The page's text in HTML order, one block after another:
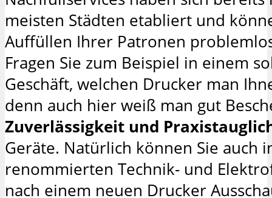
meisten Städten etabliert und
Auffüllen Ihrer Patronen
Fragen Sie zum Beispiel in einem
Geschäft, welchen Drucker man
denn auch hier weiß man gut
Zuverlässigkeit und
Geräte. Natürlich können Sie auch
renommierten Technik- und
nach einem neuen Drucker